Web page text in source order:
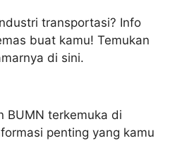
transportasi? Info
buat kamu! Temukan
di sini.
BUMN terkemuka di
penting yang kamu